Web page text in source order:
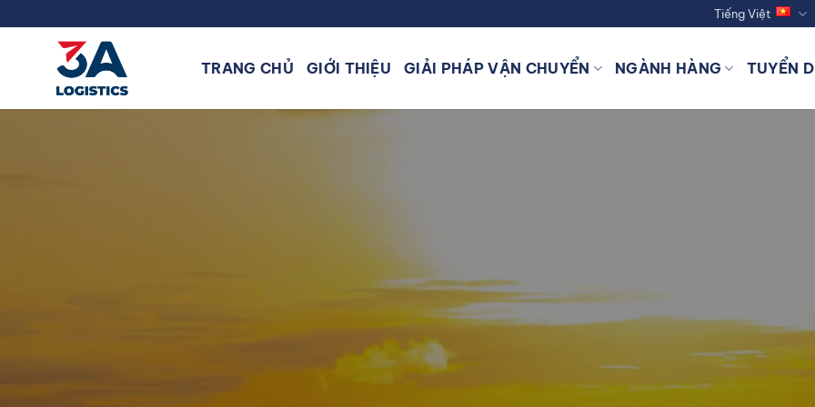
qua
Tiếng Việt
TRANG CHỦ GIỚI THIỆU GIẢI PHÁP VẬN CHUYỂN NGÀNH HÀNG TUYỂN